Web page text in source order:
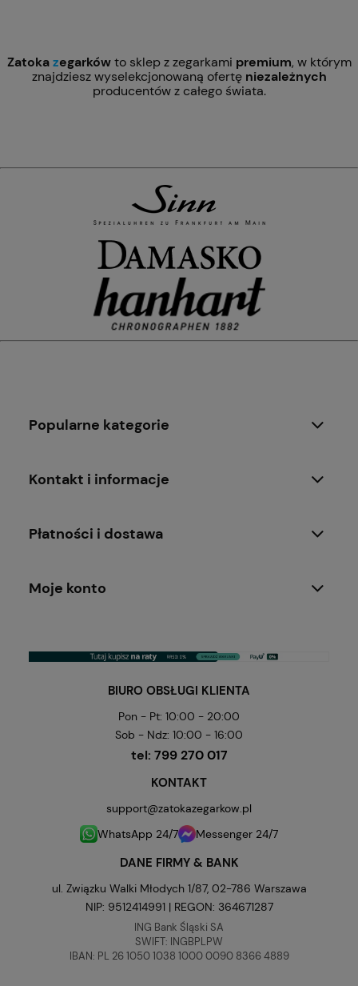
Zatokazegarkówto sklep z zegarkami premium, w którym
znajdziesz wyselekcjonowaną ofertę niezależnych
producentów z całego świata.
Popularne kategorie
Kontakt i informacje
Płatności i dostawa
Moje konto
BIURO OBSŁUGI KLIENTA
Pon - Pt: 10:00 - 20:00
Sob - Ndz: 10:00 - 16:00
tel: 799 270 017
KONTAKT
support@zatokazegarkow.pl
WhatsApp 24/7
Messenger 24/7
DANE FIRMY & BANK
ul. Związku Walki Młodych 1/87, 02-786 Warszawa
NIP: 9512414991 | REGON: 364671287
ING Bank Śląski SA
SWIFT: INGBPLPW
IBAN: PL 26 1050 1038 1000 0090 8366 4889